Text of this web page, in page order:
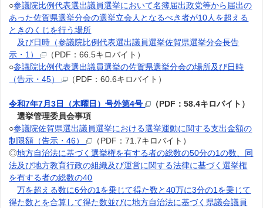
○参議院比例代表選出議員選挙において名簿届出政党等から届出の
あった佐賀県選挙分会の選挙立会人となるべき者が10人を超える
ときのくじを行う場所
及び日時（参議院比例代表選出議員選挙佐賀県選挙分会長告
示・1）
（PDF：66.5キロバイト）
○参議院比例代表選出議員選挙の佐賀県選挙分会の場所及び日時
（告示・45）
（PDF：60.6キロバイト）
令和7年7月3日（木曜日）号外第4号
（PDF：58.4キロバイト）
選挙管理委員会事項
○参議院佐賀県選出議員選挙における選挙運動に関する支出金額の
制限額（告示・46）
（PDF：71.7キロバイト）
◎地方自治法に基づく選挙権を有する者の総数の50分の1の数、同
法及び地方教育行政の組織及び運営に関する法律に基づく選挙権
を有する者の総数の40
万を超える数に6分の1を乗じて得た数と40万に3分の1を乗じて
得た数とを合算して得た数並びに地方自治法に基づく県議会議員